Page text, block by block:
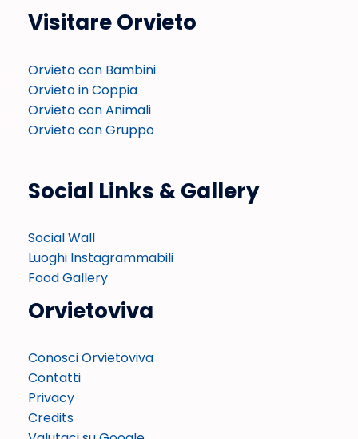
Visitare Orvieto
Orvieto con Bambini
Orvieto in Coppia
Orvieto con Animali
Orvieto con Gruppo
Social Links & Gallery
Social Wall
Luoghi Instagrammabili
Food Gallery
Orvietoviva
Conosci Orvietoviva
Contatti
Privacy
Credits